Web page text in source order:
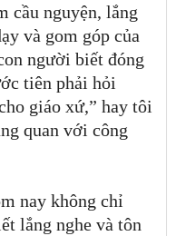
cầu nguyện, lắng
và gom góp của
người biết đóng
tiên phải hỏi
giáo xứ,” hay tôi
quan với công
nay không chỉ
lắng nghe và tôn